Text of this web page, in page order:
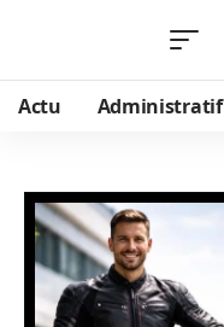
Actu Administratif